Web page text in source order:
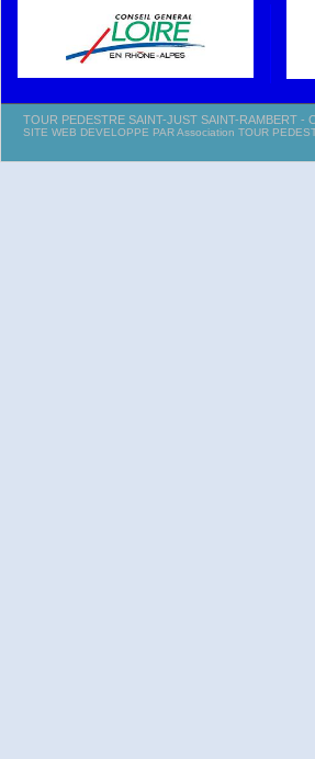
TOUR PEDESTRE SAINT-JUST SAINT-RAMBERT -
SITE WEB DEVELOPPE PAR Association TOUR